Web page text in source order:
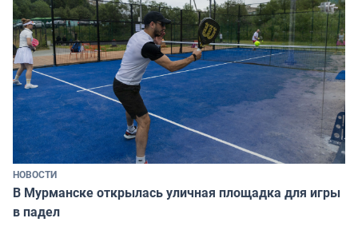
НОВОСТИ
В Мурманске открылась уличная площадка для игры
в падел